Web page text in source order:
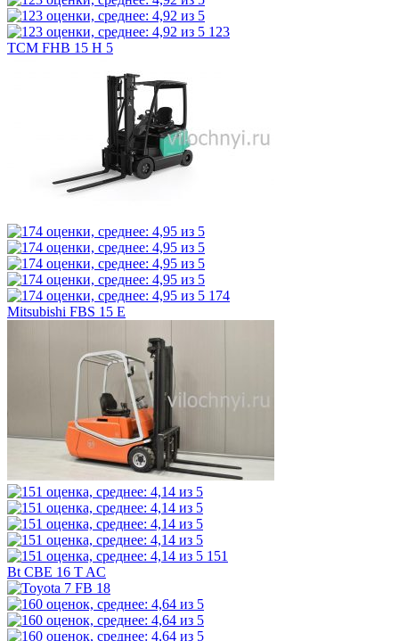
123
TCM FHB 15 H 5
174
Mitsubishi FBS 15 E
151
Bt CBE 16 T AC